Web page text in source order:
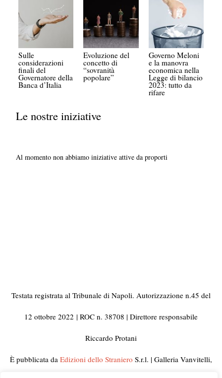
Sulle
considerazioni
finali del
Governatore della
Banca d’Italia
Evoluzione del
concetto di
“sovranità
popolare”
Governo Meloni
e la manovra
economica nella
Legge di bilancio
2023: tutto da
rifare
Le nostre iniziative
Al momento non abbiamo iniziative attive da proporti
Testata registrata al Tribunale di Napoli. Autorizzazione n.45 del
12 ottobre 2022 | ROC n. 38708 | Direttore responsabile
Riccardo Protani
È pubblicata da Edizioni dello Straniero S.r.l. | Galleria Vanvitelli,